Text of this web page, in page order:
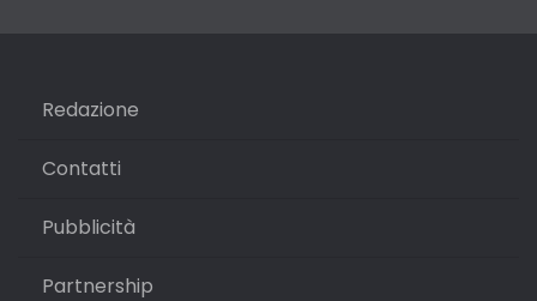
Redazione
Contatti
Pubblicità
Partnership